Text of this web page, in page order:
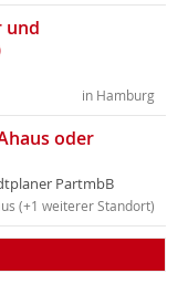
und
in Hamburg
oder
PartmbB
(+1 weiterer Standort)